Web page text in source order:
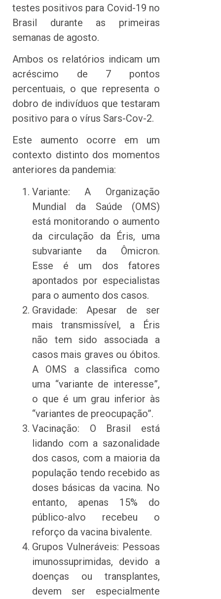
testes positivos para Covid-19 no
Brasil durante as primeiras
semanas de agosto.
Ambos os relatórios indicam um
acréscimo de 7 pontos
percentuais, o que representa o
dobro de indivíduos que testaram
positivo para o vírus Sars-Cov-2.
Este aumento ocorre em um
contexto distinto dos momentos
anteriores da pandemia:
Variante: A Organização
Mundial da Saúde (OMS)
está monitorando o aumento
da circulação da Éris, uma
subvariante da Ômicron.
Esse é um dos fatores
apontados por especialistas
para o aumento dos casos.
Gravidade: Apesar de ser
mais transmissível, a Éris
não tem sido associada a
casos mais graves ou óbitos.
A OMS a classifica como
uma “variante de interesse”,
o que é um grau inferior às
“variantes de preocupação”.
Vacinação: O Brasil está
lidando com a sazonalidade
dos casos, com a maioria da
população tendo recebido as
doses básicas da vacina. No
entanto, apenas 15% do
público-alvo recebeu o
reforço da vacina bivalente.
Grupos Vulneráveis: Pessoas
imunossuprimidas, devido a
doenças ou transplantes,
devem ser especialmente